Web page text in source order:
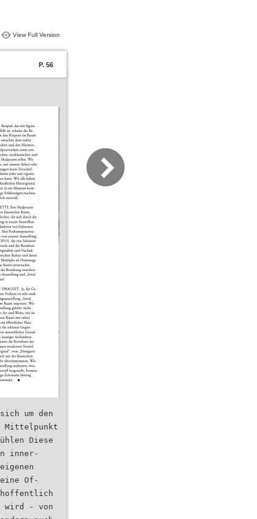
View Full Version
P. 56
um den
Mittelpunkt
Diese
inner-
Of-
hoffentlich
wird - von